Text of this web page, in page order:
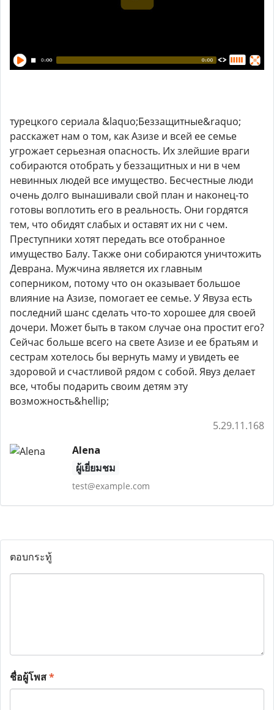
турецкого сериала &laquo;Беззащитные&raquo;
расскажет нам о том, как Азизе и всей ее семье
угрожает серьезная опасность. Их злейшие враги
собираются отобрать у беззащитных и ни в чем
невинных людей все имущество. Бесчестные люди
очень долго вынашивали свой план и наконец-то
готовы воплотить его в реальность. Они гордятся
тем, что обидят слабых и оставят их ни с чем.
Преступники хотят передать все отобранное
имущество Балу. Также они собираются уничтожить
Деврана. Мужчина является их главным
соперником, потому что он оказывает большое
влияние на Азизе, помогает ее семье. У Явуза есть
последний шанс сделать что-то хорошее для своей
дочери. Может быть в таком случае она простит его?
Сейчас больше всего на свете Азизе и ее братьям и
сестрам хотелось бы вернуть маму и увидеть ее
здоровой и счастливой рядом с собой. Явуз делает
все, чтобы подарить своим детям эту
возможность&hellip;
5.29.11.168
Alena
ผู้เยี่ยมชม
test@example.com
ตอบกระทู้
ชื่อผู้โพส*